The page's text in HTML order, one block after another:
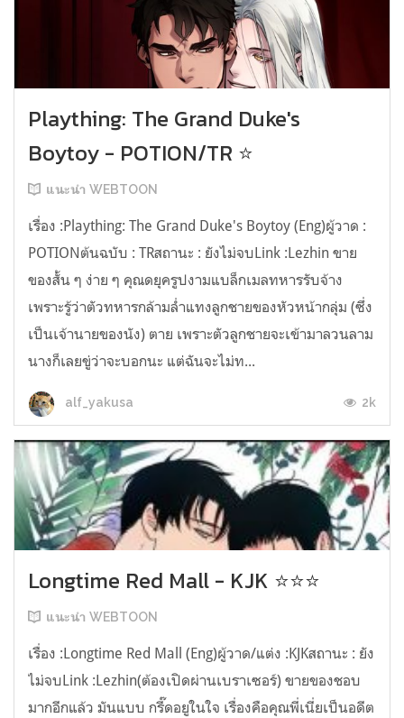
Plaything: The Grand Duke's
Boytoy - POTION/TR ⭐
แนะนำ WEBTOON
เรื่อง :Plaything: The Grand Duke's Boytoy (Eng)ผู้วาด :
POTIONต้นฉบับ : TRสถานะ : ยังไม่จบLink :Lezhin ขาย
ของสั้น ๆ ง่าย ๆ คุณดยุครูปงามแบล็กเมลทหารรับจ้าง
เพราะรู้ว่าตัวทหารกล้ามล่ำแทงลูกชายของหัวหน้ากลุ่ม (ซึ่ง
เป็นเจ้านายของนัง) ตาย เพราะตัวลูกชายจะเข้ามาลวนลาม
นางก็เลยขู่ว่าจะบอกนะ แต่ฉันจะไม่ท...
alf_yakusa 2k
Longtime Red Mall - KJK ⭐⭐⭐
แนะนำ WEBTOON
เรื่อง :Longtime Red Mall (Eng)ผู้วาด/แต่ง :KJKสถานะ : ยัง
ไม่จบLink :Lezhin(ต้องเปิดผ่านเบราเซอร์) ขายของชอบ
มากอีกแล้ว มันแบบ กรี๊ดอยูในใจ เรื่องคือคุณพี่เนี่ยเป็นอดีต